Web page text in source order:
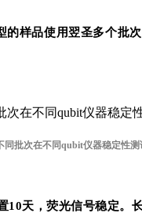
样品使用翌圣多个批
同批次在不同qubit仪器稳定性测
天，荧光信号稳定